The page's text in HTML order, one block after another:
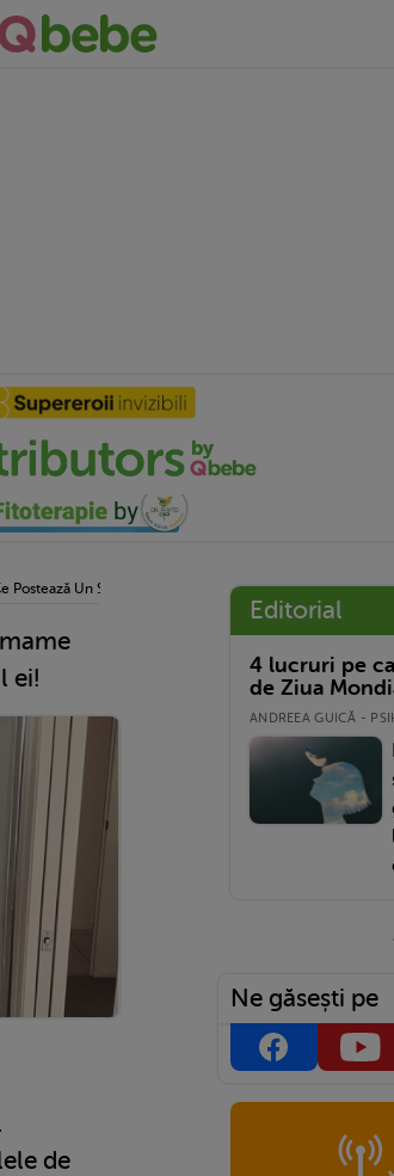
Postează Un Selfie Cu Bebeluşul Ei!
ei!
de
Editorial
4 lucruri pe
de Ziua
ANDREEA GUICĂ -
Ne găsești pe